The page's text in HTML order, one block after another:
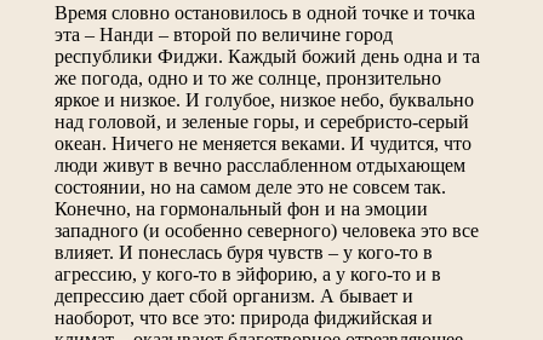
Время словно остановилось в одной точке и точка
эта – Нанди – второй по величине город
республики Фиджи. Каждый божий день одна и та
же погода, одно и то же солнце, пронзительно
яркое и низкое. И голубое, низкое небо, буквально
над головой, и зеленые горы, и серебристо-серый
океан. Ничего не меняется веками. И чудится, что
люди живут в вечно расслабленном отдыхающем
состоянии, но на самом деле это не совсем так.
Конечно, на гормональный фон и на эмоции
западного (и особенно северного) человека это все
влияет. И понеслась буря чувств – у кого-то в
агрессию, у кого-то в эйфорию, а у кого-то и в
депрессию дает сбой организм. А бывает и
наоборот, что все это: природа фиджийская и